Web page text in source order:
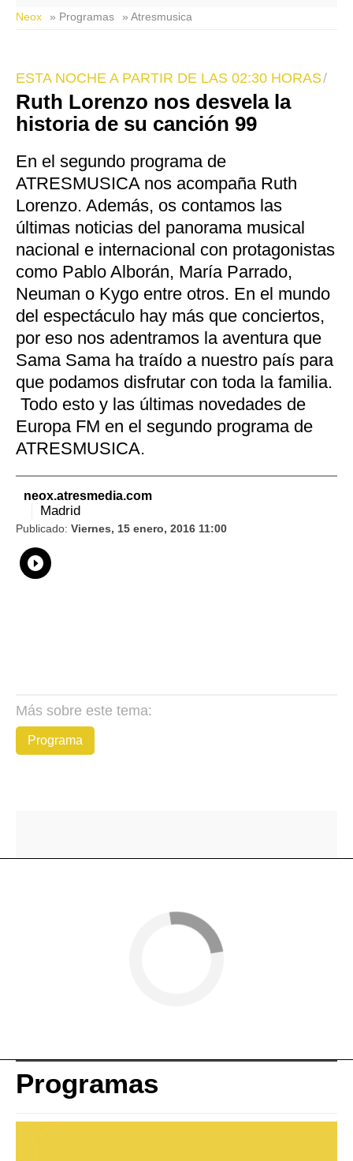
Neox » Programas » Atresmusica
ESTA NOCHE A PARTIR DE LAS 02:30 HORAS
Ruth Lorenzo nos desvela la
historia de su canción 99
En el segundo programa de
ATRESMUSICA nos acompaña Ruth
Lorenzo. Además, os contamos las
últimas noticias del panorama musical
nacional e internacional con protagonistas
como Pablo Alborán, María Parrado,
Neuman o Kygo entre otros. En el mundo
del espectáculo hay más que conciertos,
por eso nos adentramos la aventura que
Sama Sama ha traído a nuestro país para
que podamos disfrutar con toda la familia.
Todo esto y las últimas novedades de
Europa FM en el segundo programa de
ATRESMUSICA.
neox.atresmedia.com
Madrid
Publicado: Viernes, 15 enero, 2016 11:00
Whatsapp
Compartir
Más sobre este tema:
Programa
Programas